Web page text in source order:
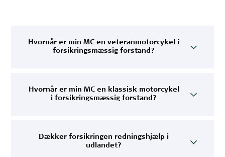
Hvornår er min MC en veteranmotorcykel i
forsikringsmæssig forstand?
Hvornår er min MC en klassisk motorcykel
i forsikringsmæssig forstand?
Dækker forsikringen redningshjælp i
udlandet?